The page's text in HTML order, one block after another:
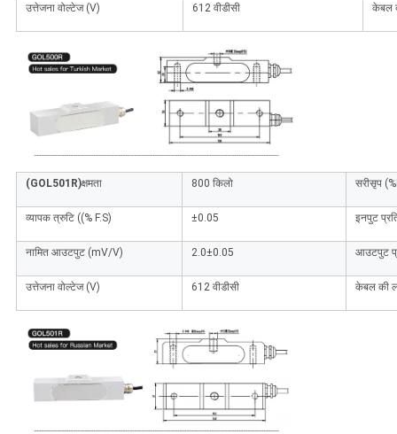
उत्तेजना वोल्टेज (V) 612 वीडीसी केबल
(GOL501R)क्षमता 800 किलो सरीसृप
व्यापक त्रुटि ((% F.S) ±0.05 इनपुट
नामित आउटपुट (mV/V) 2.0±0.05 आउटपुट
उत्तेजना वोल्टेज (V) 612 वीडीसी केबल की